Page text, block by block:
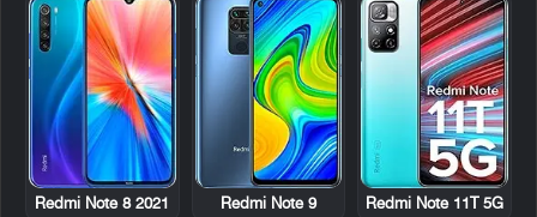
Redmi Note 11T 5G
Redmi Note 9
Redmi Note 8 2021